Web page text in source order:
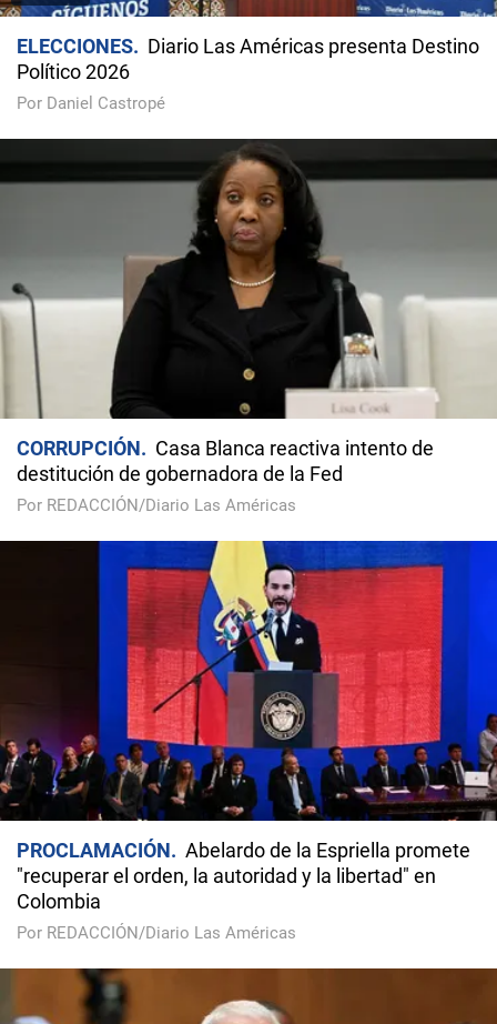
ELECCIONES
Diario Las Américas presenta Destino
Político 2026
Por Daniel Castropé
CORRUPCIÓN
Casa Blanca reactiva intento de
destitución de gobernadora de la Fed
Por REDACCIÓN/Diario Las Américas
PROCLAMACIÓN
Abelardo de la Espriella promete
"recuperar el orden, la autoridad y la libertad" en
Colombia
Por REDACCIÓN/Diario Las Américas